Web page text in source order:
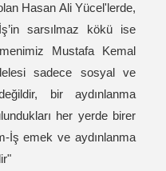
Hasan Ali Yücel'lerde,
sarsılmaz kökü ise
Mustafa Kemal
sadece sosyal ve
bir aydınlanma
her yerde birer
İş emek ve aydınlanma